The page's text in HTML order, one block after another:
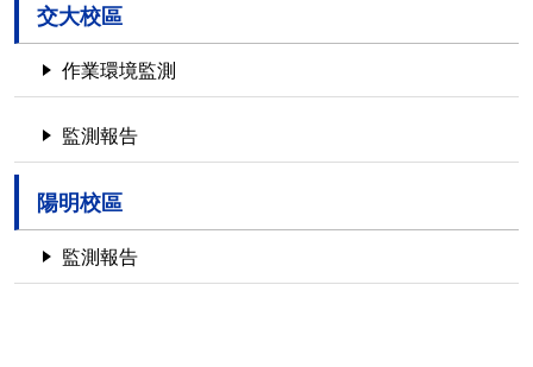
交大校區
作業環境監測
監測報告
陽明校區
監測報告